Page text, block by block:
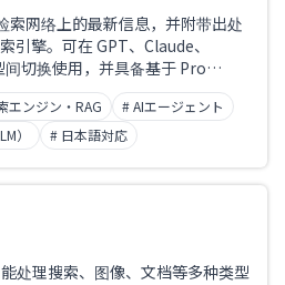
索网络上的最新信息，并附带出处
引擎。可在 GPT、Claude、
切换使用，并具备基于 Pro
自动化浏览器操作的智能体功
エンジン・RAG
# AIエージェント
） # 日本語対応
处理搜索、图像、文档等多种类型